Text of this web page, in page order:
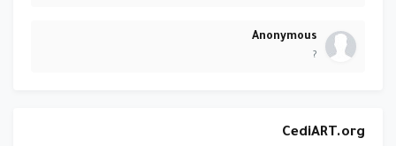
Anonymous
?
CediART.org